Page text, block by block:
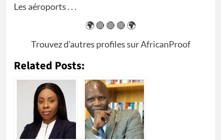
Les aéroports . . .
🌍 🔴 🔴 🔴 🌍
Trouvez d’autres profiles surAfricanProof
Related Posts: